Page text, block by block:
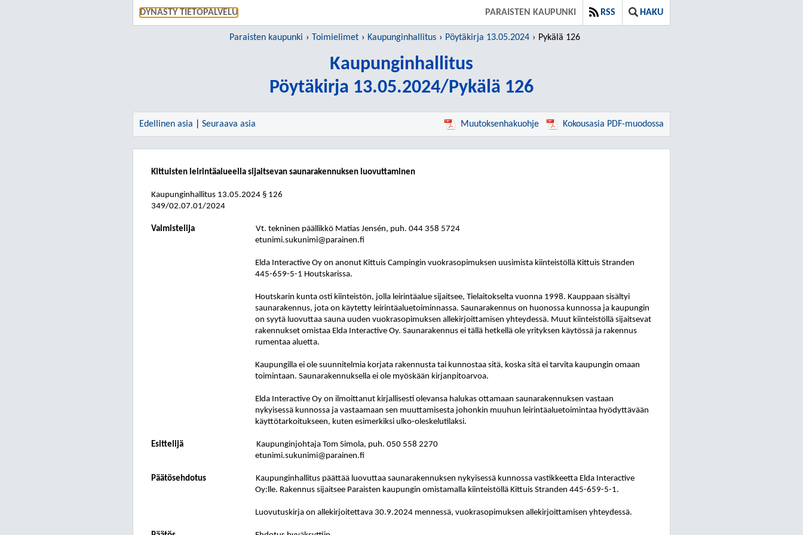
DYNASTY TIETOPALVELU PARAISTEN KAUPUNKI RSS HAKU
Paraisten kaupunki Toimielimet Kaupunginhallitus Pöytäkirja 13.05.2024 Pykälä 126
Kaupunginhallitus
Pöytäkirja 13.05.2024/Pykälä 126
Edellinen asia Seuraava asia Muutoksenhakuohje Kokousasia PDF-muodossa
Kittuisten leirintäalueella sijaitsevan saunarakennuksen luovuttaminen
Kaupunginhallitus 13.05.2024 § 126
349/02.07.01/2024
Valmistelija
Vt. tekninen päällikkö Matias Jensén, puh. 044 358 5724
etunimi.sukunimi@parainen.fi
Elda Interactive Oy on anonut Kittuis Campingin vuokrasopimuksen uusimista kiinteistöllä Kittuis Stranden
445-659-5-1 Houtskarissa.
Houtskarin kunta osti kiinteistön, jolla leirintäalue sijaitsee, Tielaitokselta vuonna 1998. Kauppaan sisältyi
saunarakennus, jota on käytetty leirintäaluetoiminnassa. Saunarakennus on huonossa kunnossa ja kaupungin
on syytä luovuttaa sauna uuden vuokrasopimuksen allekirjoittamisen yhteydessä. Muut kiinteistöllä sijaitsevat
rakennukset omistaa Elda Interactive Oy. Saunarakennus ei tällä hetkellä ole yrityksen käytössä ja rakennus
rumentaa aluetta.
Kaupungilla ei ole suunnitelmia korjata rakennusta tai kunnostaa sitä, koska sitä ei tarvita kaupungin omaan
toimintaan. Saunarakennuksella ei ole myöskään kirjanpitoarvoa.
Elda Interactive Oy on ilmoittanut kirjallisesti olevansa halukas ottamaan saunarakennuksen vastaan
nykyisessä kunnossa ja vastaamaan sen muuttamisesta johonkin muuhun leirintäaluetoimintaa hyödyttävään
käyttötarkoitukseen, kuten esimerkiksi ulko-oleskelutilaksi.
Esittelijä Kaupunginjohtaja Tom Simola, puh. 050 558 2270
etunimi.sukunimi@parainen.fi
Päätösehdotus
Kaupunginhallitus päättää luovuttaa saunarakennuksen nykyisessä kunnossa vastikkeetta Elda Interactive
Oy:lle. Rakennus sijaitsee Paraisten kaupungin omistamalla kiinteistöllä Kittuis Stranden 445-659-5-1.
Luovutuskirja on allekirjoitettava 30.9.2024 mennessä, vuokrasopimuksen allekirjoittamisen yhteydessä.